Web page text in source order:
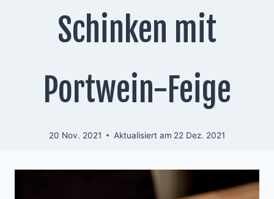
Schinken mit
Portwein-Feige
20 Nov. 2021 Aktualisiert am 22 Dez. 2021